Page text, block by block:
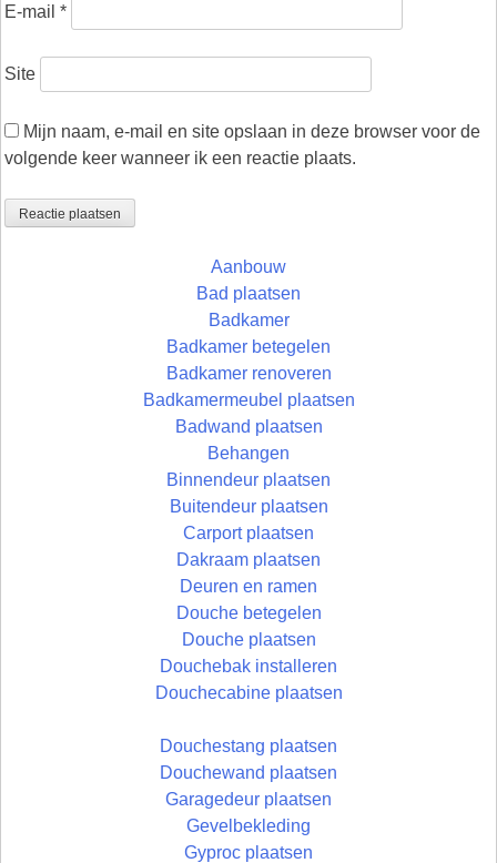
E-mail *
Site
Mijn naam, e-mail en site opslaan in deze browser voor de
volgende keer wanneer ik een reactie plaats.
Aanbouw
Bad plaatsen
Badkamer
Badkamer betegelen
Badkamer renoveren
Badkamermeubel plaatsen
Badwand plaatsen
Behangen
Binnendeur plaatsen
Buitendeur plaatsen
Carport plaatsen
Dakraam plaatsen
Deuren en ramen
Douche betegelen
Douche plaatsen
Douchebak installeren
Douchecabine plaatsen
Douchestang plaatsen
Douchewand plaatsen
Garagedeur plaatsen
Gevelbekleding
Gyproc plaatsen